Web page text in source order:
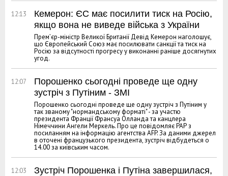
12:13
Кемерон: ЄС має посилити тиск на Росію,
якщо вона не виведе війська з України
Прем’єр-міністр Великої Британії Девід Кемерон наголошує,
що Європейський Союз має посилювати санкції та тиск на
Росію за відсутності прогресу у виконанні раніше досягнутих
угод.
12:07
Порошенко сьогодні проведе ще одну
зустріч з Путіним - ЗМІ
Порошенко сьогодні проведе ще одну зустріч з Путіним у
так званому "нормандському форматі" - за участю
президента Франції Франсуа Олланда та канцлера
Німеччини Ангели Меркель. Про це повідомляє РАР з
посиланням на інформацію агентства AFP. За даними джерел
в оточені французького президента, зустріч відбудеться о
14.00 за київським часом.
12:03
Зустріч Порошенка і Путіна завершилася,